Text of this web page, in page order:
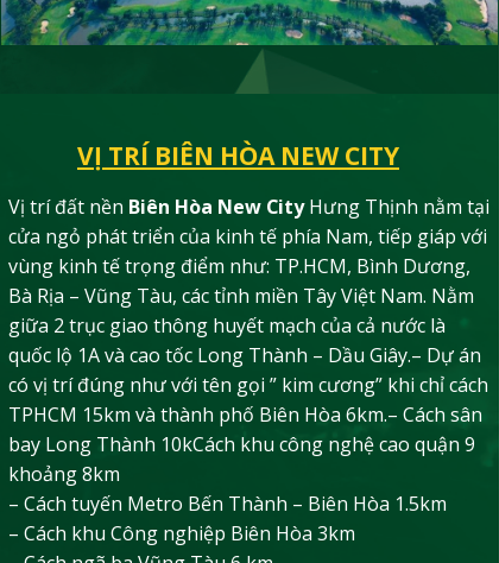
Vị trí đất nền Biên Hòa New CityHưng Thịnh nằm tại
cửa ngỏ phát triển của kinh tế phía Nam, tiếp giáp với
vùng kinh tế trọng điểm như: TP.HCM, Bình Dương,
Bà Rịa – Vũng Tàu, các tỉnh miền Tây Việt Nam. Nằm
giữa 2 trục giao thông huyết mạch của cả nước là
quốc lộ 1A và cao tốc Long Thành – Dầu Giây.– Dự án
có vị trí đúng như với tên gọi ” kim cương” khi chỉ cách
TPHCM 15km và thành phố Biên Hòa 6km.– Cách sân
bay Long Thành 10kCách khu công nghệ cao quận 9
khoảng 8km
– Cách tuyến Metro Bến Thành – Biên Hòa 1.5km
– Cách khu Công nghiệp Biên Hòa 3km
VỊ TRÍ BIÊN HÒA NEW CITY